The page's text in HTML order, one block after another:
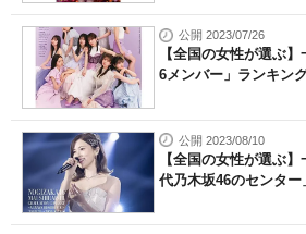
公開 2023/07/26
【全国の女性が選ぶ
6メンバー」ランキン
公開 2023/08/10
【全国の女性が選ぶ
代乃木坂46のセンタ